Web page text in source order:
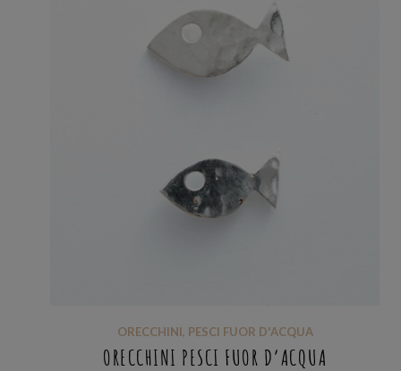
ORECCHINI, PESCI FUOR D'ACQUA
ORECCHINI PESCI FUOR D’ACQUA